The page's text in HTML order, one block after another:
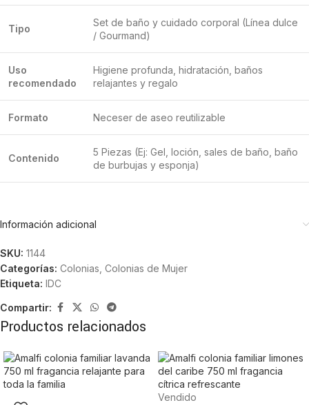
Tipo
Set de baño y cuidado corporal (Línea dulce
/ Gourmand)
Uso
recomendado
Higiene profunda, hidratación, baños
relajantes y regalo
Formato Neceser de aseo reutilizable
Contenido
5 Piezas (Ej: Gel, loción, sales de baño, baño
de burbujas y esponja)
Información adicional
SKU: 1144
Categorías: Colonias Colonias de Mujer
Etiqueta: IDC
Compartir:
Productos relacionados
Vendido